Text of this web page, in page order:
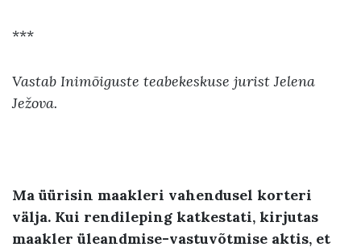
***
Vastab Inimõiguste teabekeskuse jurist Jelena
Ježova.
Ma üürisin maakleri vahendusel korteri
välja. Kui rendileping katkestati, kirjutas
maakler üleandmise-vastuvõtmise aktis, et